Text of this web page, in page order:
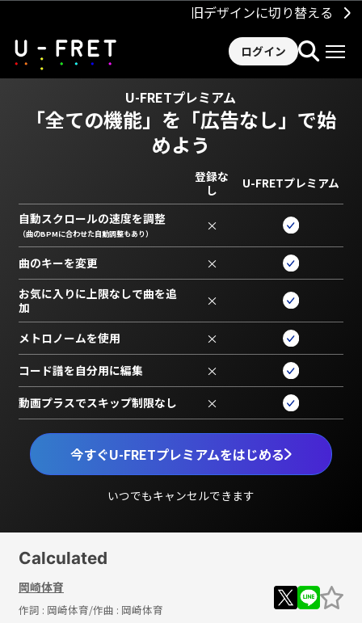
旧デザインに切り替える
ログイン
U-FRETプレミアム
「全ての機能」を 「広告なし」で始
めよう
今すぐU-FRETプレミアムをはじめる
いつでもキャンセルできます
登録な
し
U-FRETプレミアム
自動スクロールの速度を調整
（曲のBPMに合わせた自動調整もあり） ×
曲のキーを変更 ×
お気に入りに上限なしで曲を追
加
×
メトロノームを使用 ×
コード譜を自分用に編集 ×
動画プラスでスキップ制限なし ×
Calculated
岡崎体育
作詞 : 岡崎体育/作曲 : 岡崎体育